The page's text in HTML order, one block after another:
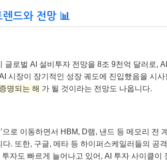
드와 전망 📊
로벌 AI 설비투자 전망을 8조 9천억 달러로,
시장이 장기적인 성장 궤도에 진입했음을 시사
명되는 해 가 될 것이라는 전망도 나옵니다.
으로 이동하면서 HBM, D램, 낸드 등 메모리 전
. 또한, 구글, 메타 등 하이퍼스케일러들의 공
투자도 빠르게 늘어나고 있어, AI 투자 사이클이